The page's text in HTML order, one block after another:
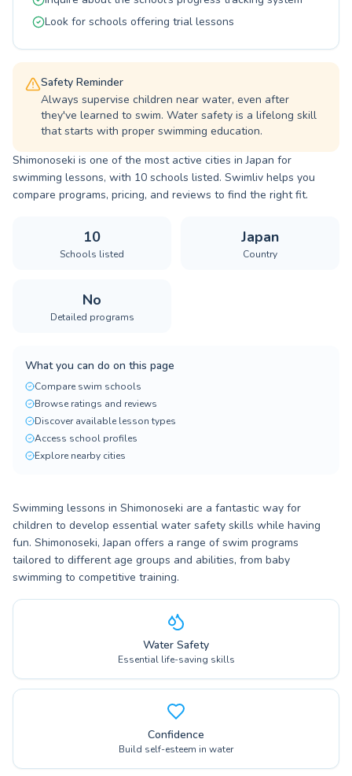
Look for schools offering trial lessons
Safety Reminder
Always supervise children near water, even after
they've learned to swim. Water safety is a lifelong skill
that starts with proper swimming education.
Shimonoseki is one of the most active cities in Japan for
swimming lessons, with 10 schools listed. Swimliv helps you
compare programs, pricing, and reviews to find the right fit.
10
Schools listed
Japan
Country
No
Detailed programs
What you can do on this page
Compare swim schools
Browse ratings and reviews
Discover available lesson types
Access school profiles
Explore nearby cities
Swimming lessons in Shimonoseki are a fantastic way for
children to develop essential water safety skills while having
fun. Shimonoseki, Japan offers a range of swim programs
tailored to different age groups and abilities, from baby
swimming to competitive training.
Water Safety
Essential life-saving skills
Confidence
Build self-esteem in water